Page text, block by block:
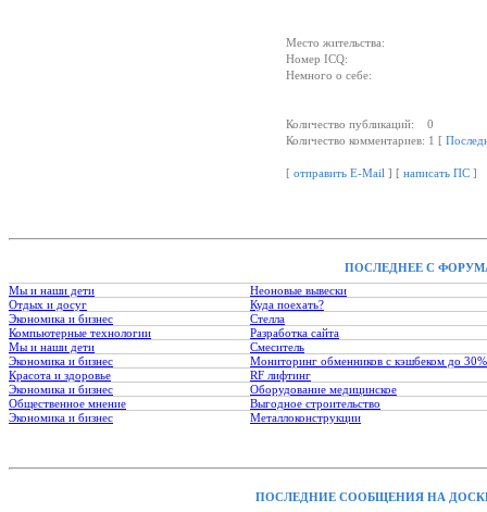
Место жительства:
Номер ICQ:
Немного о себе:
Количество публикаций: 0
Количество комментариев: 1 [
[ отправить E-Mail ] [ написать ПС]
ПОСЛЕДНЕЕ С
Мы и наши дети
Неоновые вывески
Отдых и досуг
Куда поехать?
Экономика и бизнес
Стелла
Компьютерные технологии
Разработка сайта
Мы и наши дети
Смеситель
Экономика и бизнес
Мониторинг обменников с кэшбеком до 30%
Красота и здоровье
RF лифтинг
Экономика и бизнес
Оборудование медицинское
Общественное мнение
Выгодное строительство
Экономика и бизнес
Металлоконструкции
ПОСЛЕДНИЕ СООБЩЕНИЯ НА